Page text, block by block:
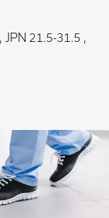
JPN 21.5-31.5 ,